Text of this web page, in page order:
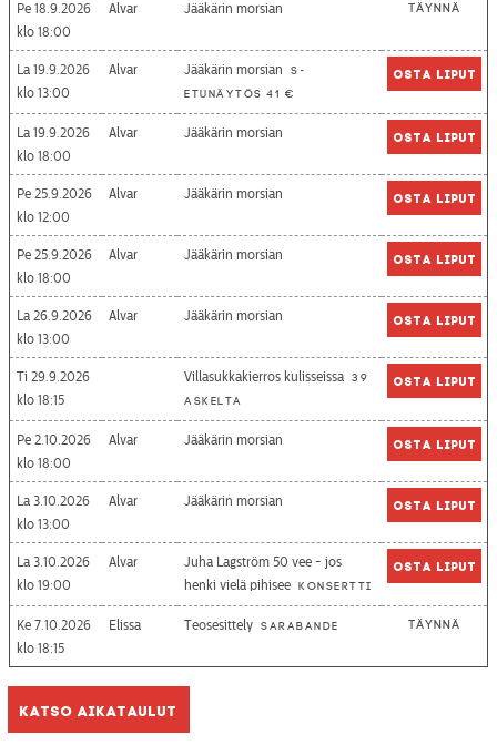
Pe 18.9.2026
18:00
Alvar Jääkärin morsian Täynnä
La 19.9.2026
13:00
Alvar Jääkärin morsian
S-
etunäytös 41 €
Osta liput
La 19.9.2026
18:00
Alvar Jääkärin morsian Osta liput
Pe 25.9.2026
12:00
Alvar Jääkärin morsian Osta liput
Pe 25.9.2026
18:00
Alvar Jääkärin morsian Osta liput
La 26.9.2026
13:00
Alvar Jääkärin morsian Osta liput
Ti 29.9.2026
18:15
Villasukkakierros kulisseissa 39
askelta
Osta liput
Pe 2.10.2026
18:00
Alvar Jääkärin morsian Osta liput
La 3.10.2026
13:00
Alvar Jääkärin morsian Osta liput
La 3.10.2026
19:00
Alvar
Juha Lagström 50 vee - jos
henki vielä pihisee Konsertti
Osta liput
Ke 7.10.2026
18:15
Elissa Teosesittely Sarabande Täynnä
Katso aikataulut